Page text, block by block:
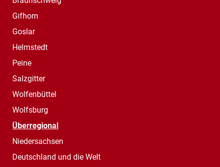
Gifhorn
Goslar
Helmstedt
Peine
Salzgitter
Wolfenbüttel
Wolfsburg
Überregional
Niedersachsen
Deutschland und die Welt